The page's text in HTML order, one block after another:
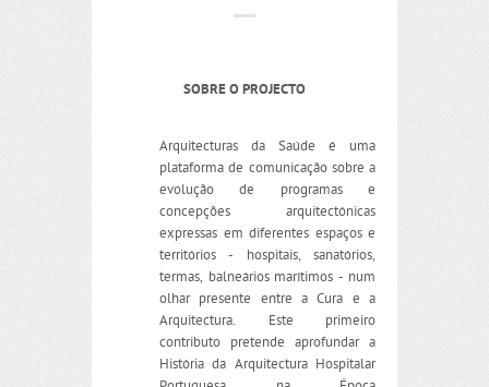
SOBRE O PROJECTO
Arquitecturas da Saúde é uma
plataforma de comunicação sobre a
evolução de programas e
concepções arquitectónicas
expressas em diferentes espaços e
territórios - hospitais, sanatórios,
termas, balneários marítimos - num
olhar presente entre a Cura e a
Arquitectura. Este primeiro
contributo pretende aprofundar a
História da Arquitectura Hospitalar